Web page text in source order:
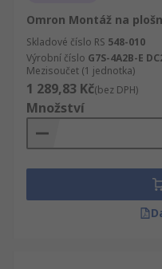
Omron Montáž na
Skladové číslo RS 548-010
Výrobní číslo G7S-4A2B-E
Mezisoučet (1 jednotka)
1 289,83 Kč(bez DPH)
Množství